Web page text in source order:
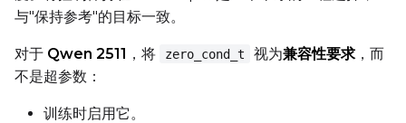
与"保持参考"的目标一致。
对于 Qwen 2511 ，将 zero_cond_t 视为兼容性要求，而
不是超参数：
训练时启用它。